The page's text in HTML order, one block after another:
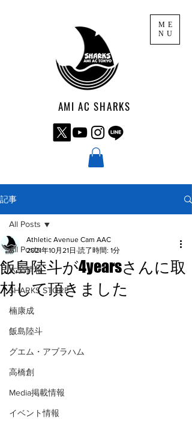
ME
NU
AMI AC SHARKS
記事
All Posts
大会情報
SHARKS STORE
楠康成
飯島陸斗
グエム・アブラハム
高橋創
Media掲載情報
イベント情報
All Posts
飯島陸斗が4yearsさんに取
材して頂きました
Athletic Avenue Cam AAC
2021年10月21日 読了時間: 1分